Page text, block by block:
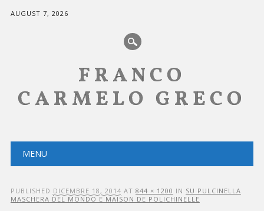
AUGUST 7, 2026
FRANCO
CARMELO GRECO
Main menu
MENU
PUBLISHED DICEMBRE 18, 2014 AT 844 × 1200 IN SU PULCINELLA
MASCHERA DEL MONDO E MAISON DE POLICHINELLE